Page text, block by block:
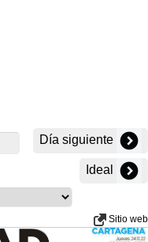
Día siguiente
Ideal
Sitio web